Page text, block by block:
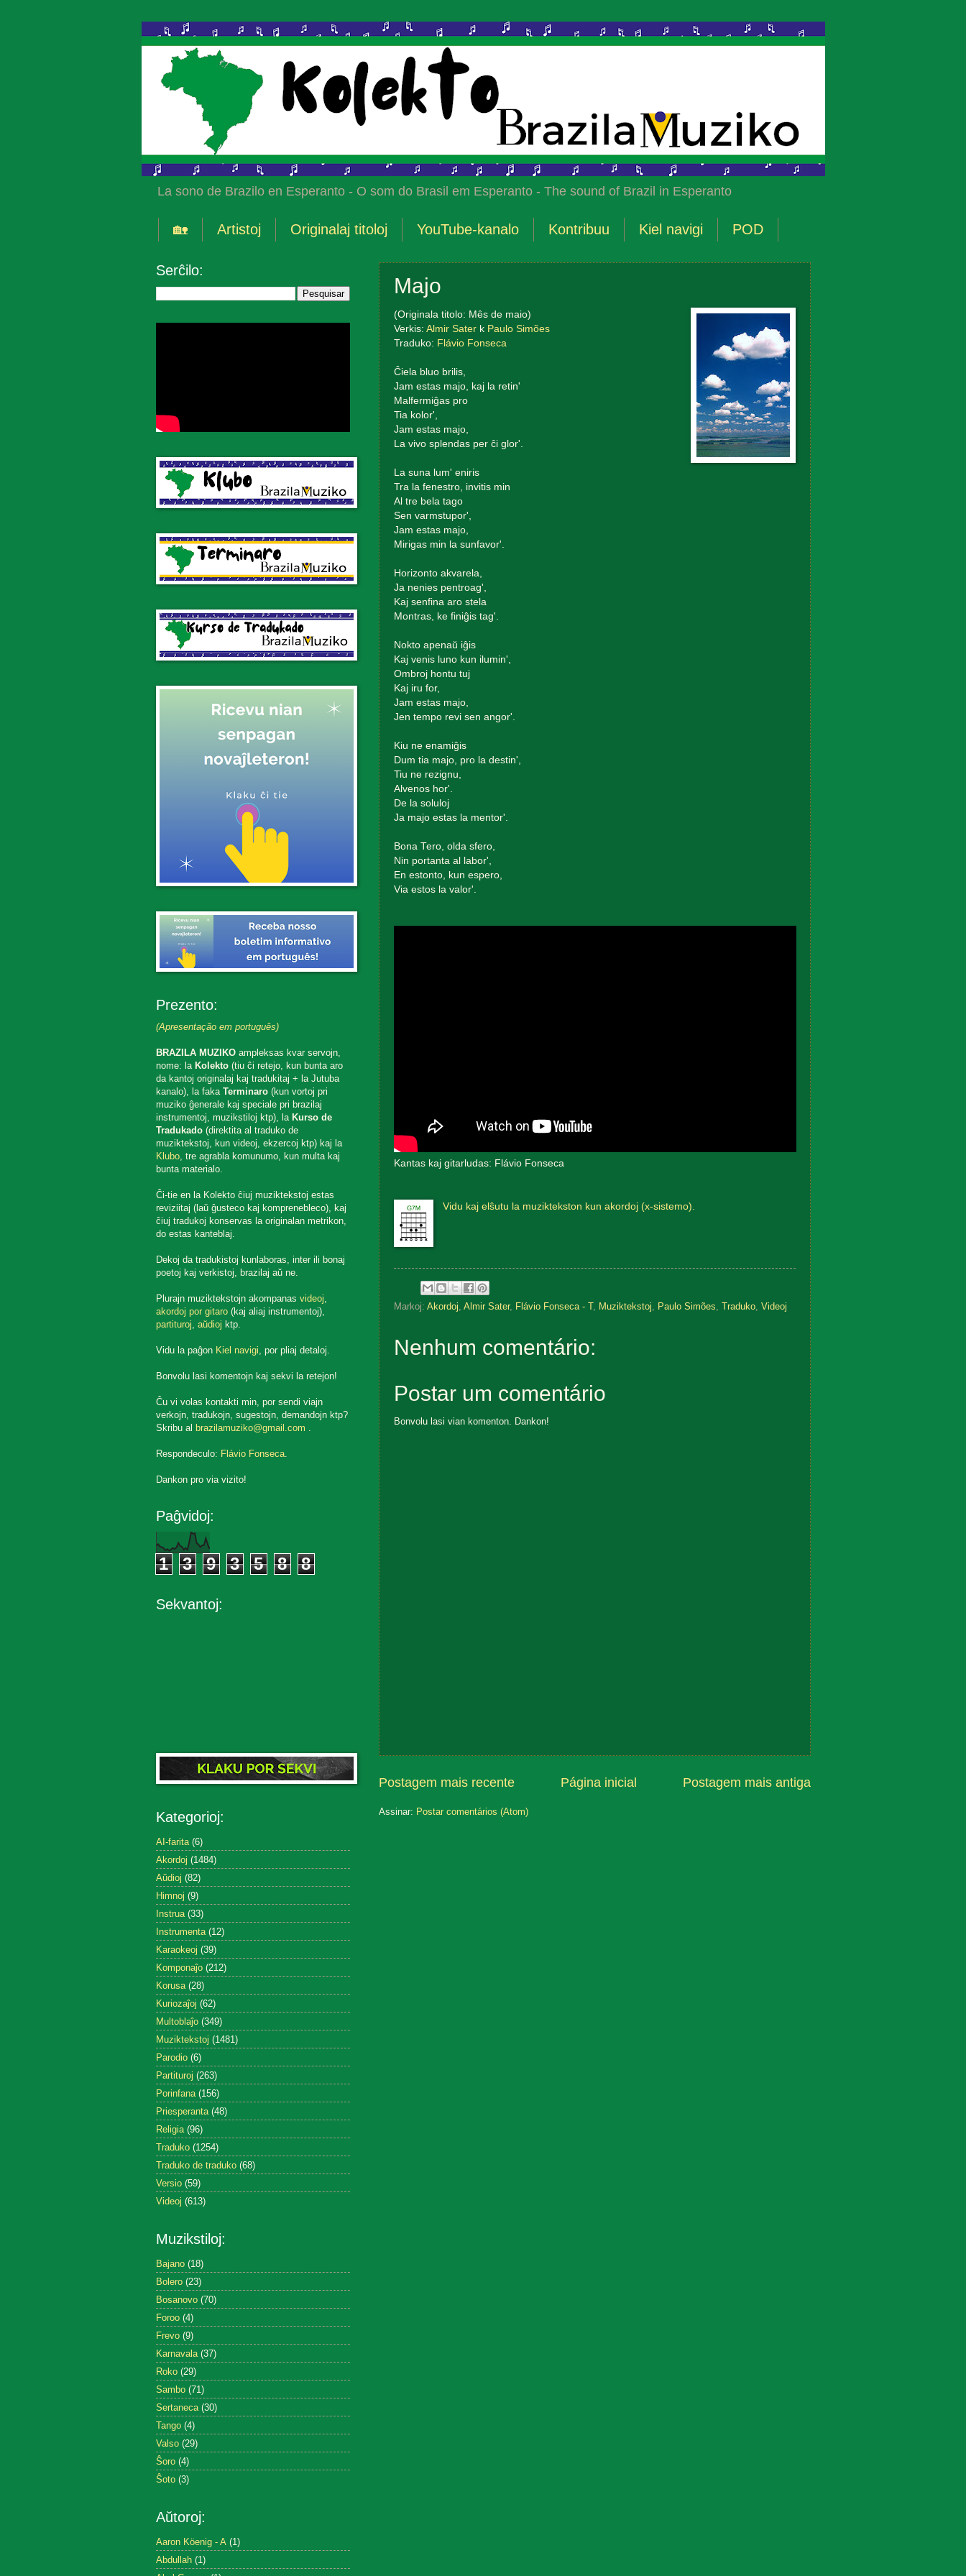
La sono de Brazilo en Esperanto - O som do Brasil em Esperanto - The sound of Brazil in Esperanto
🏡 Artistoj Originalaj titoloj YouTube-kanalo Kontribuu Kiel navigi POD
Majo
(Originala titolo: Mês de maio)
Verkis: Almir Saterk Paulo Simões
Traduko: Flávio Fonseca
Ĉiela bluo brilis,
Jam estas majo, kaj la retin'
Malfermiĝas pro
Tia kolor',
Jam estas majo,
La vivo splendas per ĉi glor'.
La suna lum' eniris
Tra la fenestro, invitis min
Al tre bela tago
Sen varmstupor',
Jam estas majo,
Mirigas min la sunfavor'.
Horizonto akvarela,
Ja nenies pentroag',
Kaj senfina aro stela
Montras, ke finiĝis tag'.
Nokto apenaŭ iĝis
Kaj venis luno kun ilumin',
Ombroj hontu tuj
Kaj iru for,
Jam estas majo,
Jen tempo revi sen angor'.
Kiu ne enamiĝis
Dum tia majo, pro la destin',
Tiu ne rezignu,
Alvenos hor'.
De la soluloj
Ja majo estas la mentor'.
Bona Tero, olda sfero,
Nin portanta al labor',
En estonto, kun espero,
Via estos la valor'.
Kantas kaj gitarludas: Flávio Fonseca
Vidu kaj elŝutu la muziktekston kun akordoj (x-sistemo).
Markoj: Akordoj Almir Sater, Flávio Fonseca - T, Muziktekstoj Paulo Simões Traduko, Videoj
Nenhum comentário:
Postar um comentário
Bonvolu lasi vian komenton. Dankon!
Postagem mais recente Postagem mais antiga
Página inicial
Assinar: Postar comentários (Atom)
Serĉilo:
Prezento:
(Apresentação em português)
BRAZILA MUZIKOampleksas kvar servojn,
nome: la Kolekto(tiu ĉi retejo, kun bunta aro
da kantoj originalaj kaj tradukitaj + la Jutuba
kanalo), la faka Terminaro(kun vortoj pri
muziko ĝenerale kaj speciale pri brazilaj
instrumentoj, muzikstiloj ktp), la Kurso de
Tradukado(direktita al traduko de
muziktekstoj, kun videoj, ekzercoj ktp) kaj la
Klubo, tre agrabla komunumo, kun multa kaj
bunta materialo.
Ĉi-tie en la Kolekto ĉiuj muziktekstoj estas
reviziitaj (laŭ ĝusteco kaj komprenebleco), kaj
ĉiuj tradukoj konservas la originalan metrikon,
do estas kanteblaj.
Dekoj da tradukistoj kunlaboras, inter ili bonaj
poetoj kaj verkistoj, brazilaj aŭ ne.
Plurajn muziktekstojn akompanas videoj,
akordoj por gitaro(kaj aliaj instrumentoj),
partituroj, aŭdioj ktp.
Vidu la paĝon Kiel navigi, por pliaj detaloj.
Bonvolu lasi komentojn kaj sekvi la retejon!
Ĉu vi volas kontakti min, por sendi viajn
verkojn, tradukojn, sugestojn, demandojn ktp?
Skribu al brazilamuziko@gmail.com .
Respondeculo: Flávio Fonseca.
Dankon pro via vizito!
Paĝvidoj:
1 3 9 3 5 8 8
Sekvantoj:
Kategorioj:
AI-farita (6)
Akordoj (1484)
Aŭdioj (82)
Himnoj (9)
Instrua (33)
Instrumenta (12)
Karaokeoj (39)
Komponaĵo (212)
Korusa (28)
Kuriozaĵoj (62)
Multoblaĵo (349)
Muziktekstoj (1481)
Parodio (6)
Partituroj (263)
Porinfana (156)
Priesperanta (48)
Religia (96)
Traduko (1254)
Traduko de traduko (68)
Versio (59)
Videoj (613)
Muzikstiloj:
Bajano (18)
Bolero (23)
Bosanovo (70)
Foroo (4)
Frevo (9)
Karnavala (37)
Roko (29)
Sambo (71)
Sertaneca (30)
Tango (4)
Valso (29)
Ŝoro (4)
Ŝoto (3)
Aŭtoroj:
Aaron Köenig - A (1)
Abdullah (1)